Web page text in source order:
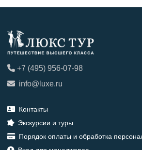
+7 (495) 956-07-98
info@luxe.ru
Контакты
Экскурсии и туры
Порядок оплаты и обработка